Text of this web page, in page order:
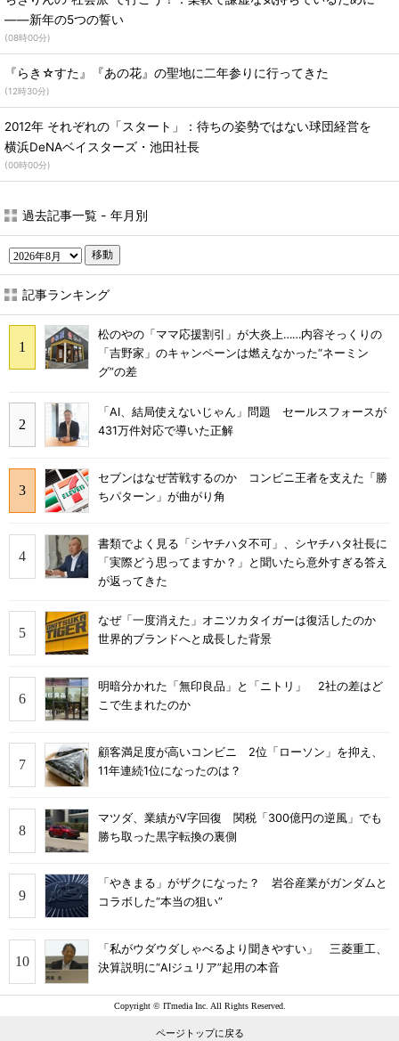
――新年の5つの誓い
(08時00分)
『らき☆すた』『あの花』の聖地に二年参りに行ってきた
(12時30分)
2012年 それぞれの「スタート」：待ちの姿勢ではない球団経営を
横浜DeNAベイスターズ・池田社長
(00時00分)
過去記事一覧 - 年月別
移動
記事ランキング
松のやの「ママ応援割引」が大炎上……内容そっくりの
「吉野家」のキャンペーンは燃えなかった“ネーミン
グ”の差
「AI、結局使えないじゃん」問題 セールスフォースが
431万件対応で導いた正解
セブンはなぜ苦戦するのか コンビニ王者を支えた「勝
ちパターン」が曲がり角
書類でよく見る「シヤチハタ不可」、シヤチハタ社長に
「実際どう思ってますか？」と聞いたら意外すぎる答え
が返ってきた
なぜ「一度消えた」オニツカタイガーは復活したのか
世界的ブランドへと成長した背景
明暗分かれた「無印良品」と「ニトリ」 2社の差はど
こで生まれたのか
顧客満足度が高いコンビニ 2位「ローソン」を抑え、
11年連続1位になったのは？
マツダ、業績がV字回復 関税「300億円の逆風」でも
勝ち取った黒字転換の裏側
「やきまる」がザクになった？ 岩谷産業がガンダムと
コラボした“本当の狙い”
「私がウダウダしゃべるより聞きやすい」 三菱重工、
決算説明に“AIジュリア”起用の本音
Copyright © ITmedia Inc. All Rights Reserved.
ページトップに戻る